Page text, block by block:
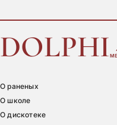
DOLPHI
О раненых
О школе
О дискотеке